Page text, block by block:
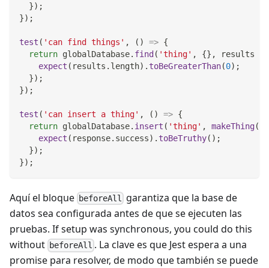
}) ;
}) ;
test ( 'can find things' , ( ) => {
return globalDatabase. find ( 'thing' , {} , results
expect ( results . length) . toBeGreaterThan(0) ;
}) ;
}) ;
test ( 'can insert a thing' , ( ) => {
return globalDatabase. insert ( 'thing' , makeThing(
expect ( response. success) . toBeTruthy( ) ;
}) ;
}) ;
Aquí el bloque beforeAll
garantiza que la base de
datos sea configurada antes de que se ejecuten las
pruebas. If setup was synchronous, you could do this
without beforeAll . La clave es que Jest espera a una
promise para resolver, de modo que también se puede